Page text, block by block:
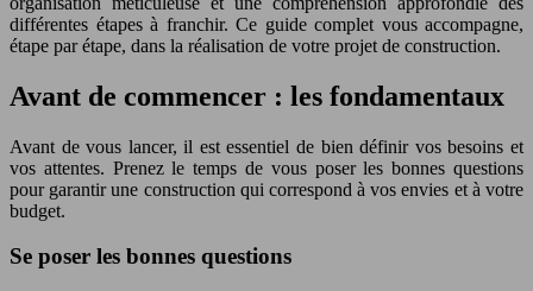
différentes étapes à franchir. Ce guide complet vous accompagne,
étape par étape, dans la réalisation de votre projet de construction.
Avant de commencer : les fondamentaux
Avant de vous lancer, il est essentiel de bien définir vos besoins et
vos attentes. Prenez le temps de vous poser les bonnes questions
pour garantir une construction qui correspond à vos envies et à votre
budget.
Se poser les bonnes questions